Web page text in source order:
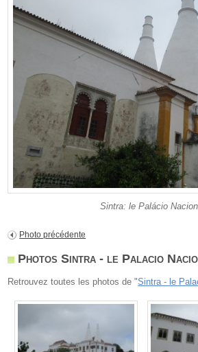
Sintra: le Palácio
Photo précédente
Photos Sintra - le Palacio
Retrouvez toutes les photos de "Sintra - le